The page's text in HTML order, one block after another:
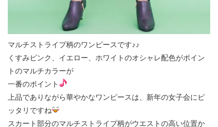
マルチストライプ柄のワンピースです♪♪
くすみピンク、イエロー、ホワイトのオシャレ配色がポイン
トのマルチカラーが
一番のポイント
上品でありながら華やかなワンピースは、新年の女子会にピ
ッタリですね
スカート部分のマルチストライプ柄がウエストの高い位置か